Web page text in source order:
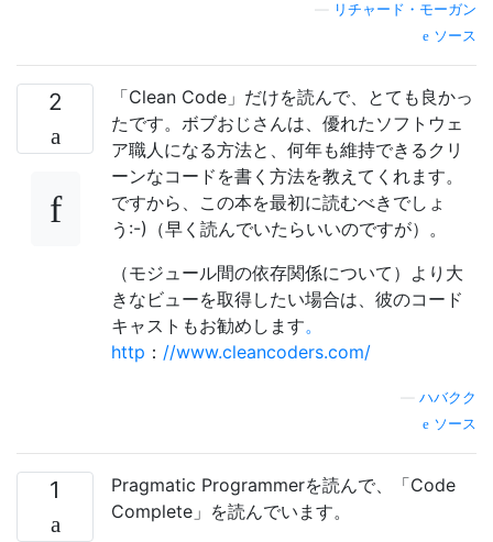
リチャード・モーガン
ソース
2
「Clean Code」だけを読んで、とても良かっ
たです。ボブおじさんは、優れたソフトウェ
ア職人になる方法と、何年も維持できるクリ
ーンなコードを書く方法を教えてくれます。
ですから、この本を最初に読むべきでしょ
う:-)（早く読んでいたらいいのですが）。
（モジュール間の依存関係について）より大
きなビューを取得したい場合は、彼のコード
キャストもお勧めします。
http ： //www.cleancoders.com/
ハバクク
ソース
1
Pragmatic Programmerを読んで、「Code
Complete」を読んでいます。